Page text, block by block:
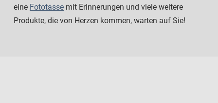
eine Fototasse mit Erinnerungen und viele weitere
Produkte, die von Herzen kommen, warten auf Sie!